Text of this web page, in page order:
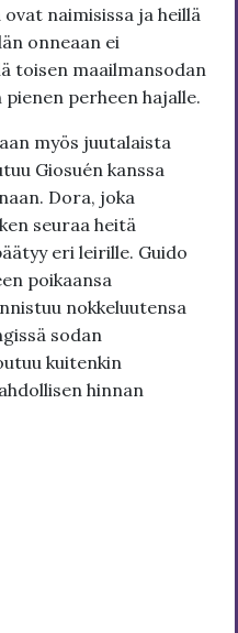
naimisissa ja heillä
onneaan ei
toisen maailmansodan
perheen hajalle.
myös juutalaista
Giosuén kanssa
Dora, joka
seuraa heitä
eri leirille. Guido
poikaansa
nokkeluutensa
sodan
kuitenkin
hinnan